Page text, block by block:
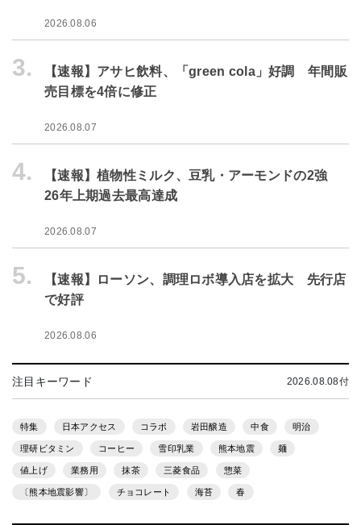
2026.08.06
3.
【速報】アサヒ飲料、「green cola」好調 年間販
売目標を4倍に修正
2026.08.07
4.
【速報】植物性ミルク、豆乳・アーモンドの2強
26年上期過去最高達成
2026.08.07
5.
【速報】ローソン、調理ロボ導入店を拡大 先行店
で好評
2026.08.06
注目キーワード 2026.08.08付
特集 日本アクセス コラボ 岩田醸造 中食 明治
理研ビタミン コーヒー 雪印乳業 熊本地震 麺
値上げ 業務用 抹茶 三菱食品 惣菜
〔熊本地震影響〕 チョコレート 海苔 春